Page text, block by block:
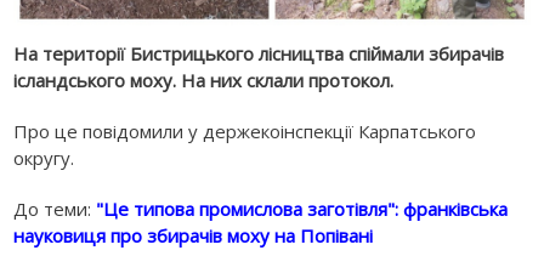
На території Бистрицького лісництва спіймали збирачів
ісландського моху. На них склали протокол.
Про це повідомили у держекоінспекції Карпатського
округу.
До теми: "Це типова промислова заготівля": франківська
науковиця про збирачів моху на Попівані